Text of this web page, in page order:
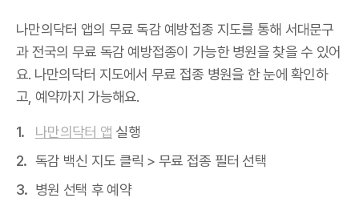
나만의닥터 앱의 무료 독감 예방접종 지도를 통해 서대문구
과 전국의 무료 독감 예방접종이 가능한 병원을 찾을 수 있어
요. 나만의닥터 지도에서 무료 접종 병원을 한 눈에 확인하
고, 예약까지 가능해요.
나만의닥터 앱 실행
독감 백신 지도 클릭 > 무료 접종 필터 선택
병원 선택 후 예약